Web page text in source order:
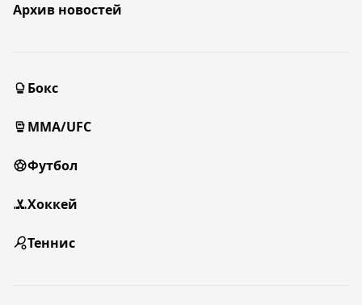
Архив новостей
Бокс
MMA/UFC
Футбол
Хоккей
Теннис